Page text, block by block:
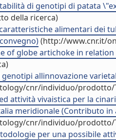
di genotipi di patata
della ricerca)
alimentari dei
(http://www.cnr.it/
of globe artichoke in
allinnovazione
cnr/individuo/prodotto/
attività vivaistica per la
meridionale (Contributo
cnr/individuo/prodotto/
per una possibile